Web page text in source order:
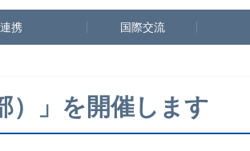
携 国際交流
）」を開催します